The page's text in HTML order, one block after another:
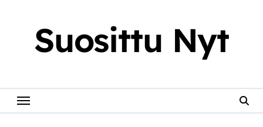
Suosittu Nyt